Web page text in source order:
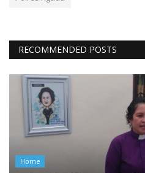
RECOMMENDED POSTS
Home